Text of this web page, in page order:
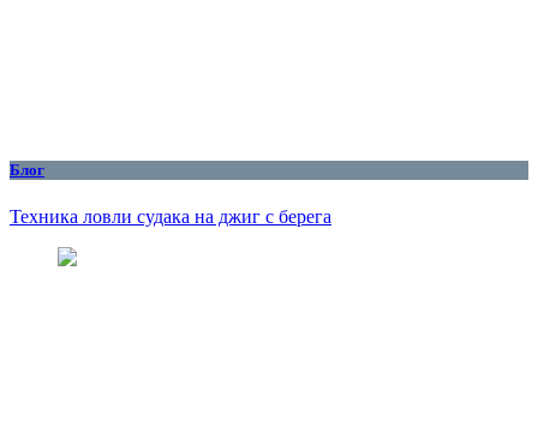
Блог
Техника ловли судака на джиг с берега